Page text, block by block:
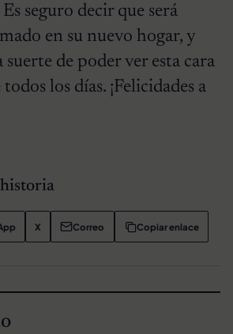
seguro decir que será
en su nuevo hogar, y
de poder ver esta cara
los días. ¡Felicidades a
X Correo Copiar enlace